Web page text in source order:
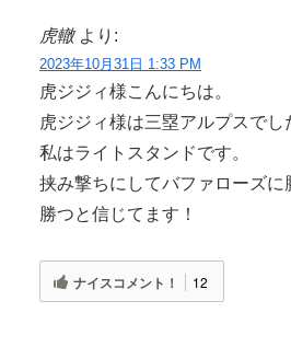
虎轍 より:
2023年10月31日 1:33 PM
虎ジジィ様こんにちは。
虎ジジィ様は三塁アルプスでし
私はライトスタンドです。
挟み撃ちにしてバファローズに
勝つと信じてます！
ナイスコメント！ 12